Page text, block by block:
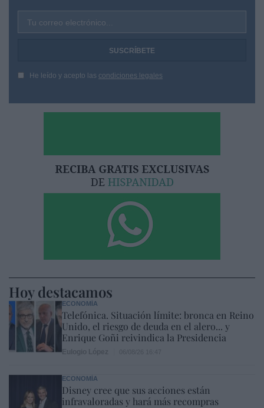
Tu correo electrónico...
He leído y acepto las condiciones legales
Hoy destacamos
ECONOMÍA
Telefónica. Situación límite: bronca en Reino
Unido, el riesgo de deuda en el alero... y
Enrique Goñi reivindica la Presidencia
ECONOMÍA
Disney cree que sus acciones están
infravaloradas y hará más recompras